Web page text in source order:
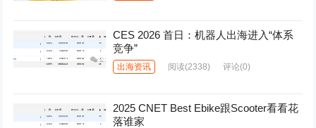
CES 2026 首日：机器人出海进入“体系
竞争”
出海资讯 阅读(2338) 评论(0)
2025 CNET Best Ebike跟Scooter看看花
落谁家